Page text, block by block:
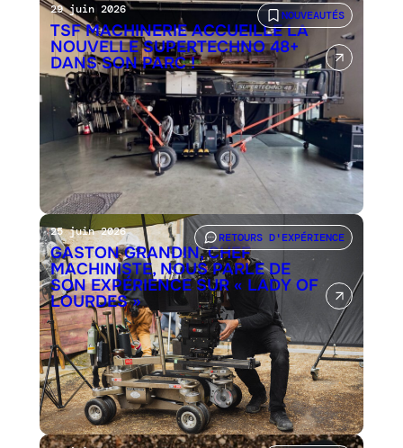
NOUVEAUTÉS
29 juin 2026
TSF MACHINERIE ACCUEILLE LA
NOUVELLE SUPERTECHNO 48+
DANS SON PARC !
RETOURS D'EXPÉRIENCE
25 juin 2026
GASTON GRANDIN, CHEF
MACHINISTE, NOUS PARLE DE
SON EXPÉRIENCE SUR « LADY OF
LOURDES »